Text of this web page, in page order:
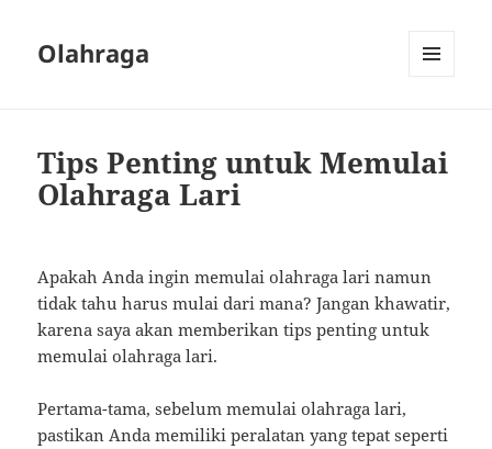
Olahraga
Tips Penting untuk Memulai
Olahraga Lari
Apakah Anda ingin memulai olahraga lari namun
tidak tahu harus mulai dari mana? Jangan khawatir,
karena saya akan memberikan tips penting untuk
memulai olahraga lari.
Pertama-tama, sebelum memulai olahraga lari,
pastikan Anda memiliki peralatan yang tepat seperti